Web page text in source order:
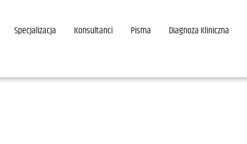
Specjalizacja Konsultanci Pisma Diagnoza Kliniczna